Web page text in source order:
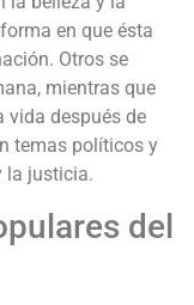
en que ésta
Otros se
mientras que
vida después de
temas políticos y
la justicia.
del